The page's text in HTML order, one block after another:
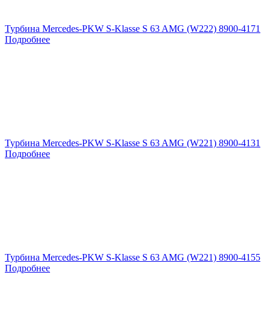
Турбина Mercedes-PKW S-Klasse S 63 AMG (W222) 8900-4171
Подробнее
Турбина Mercedes-PKW S-Klasse S 63 AMG (W221) 8900-4131
Подробнее
Турбина Mercedes-PKW S-Klasse S 63 AMG (W221) 8900-4155
Подробнее